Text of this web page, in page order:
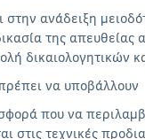
ανάδειξη
της απευθείας
δικαιολογητικών
να υποβάλλουν
που να
στις τεχνικές